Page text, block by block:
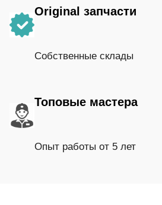
Original запчасти
Собственные склады
Топовые мастера
Опыт работы от 5 лет